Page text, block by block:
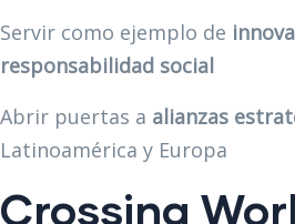
Servir como ejemplo de
responsabilidad social
Abrir puertas a alianzas
Latinoamérica y Europa
Crossing